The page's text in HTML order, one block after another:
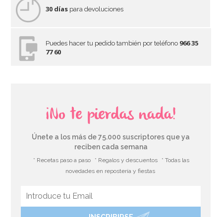
30 días para devoluciones
Puedes hacer tu pedido también por teléfono 966 35
77 60
¡No te pierdas nada!
Únete a los más de 75.000 suscriptores que ya
reciben cada semana
* Recetas paso a paso * Regalos y descuentos
* Todas las
novedades en repostería y fiestas